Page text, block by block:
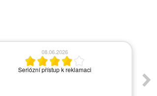
08.06.2026
Seriózní přístup k reklamaci